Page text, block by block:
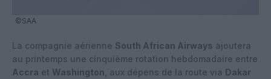
©SAA
La compagnie aérienne South African Airways ajoutera
au printemps une cinquième rotation hebdomadaire entre
Accra et Washington , aux dépens de la route via Dakar